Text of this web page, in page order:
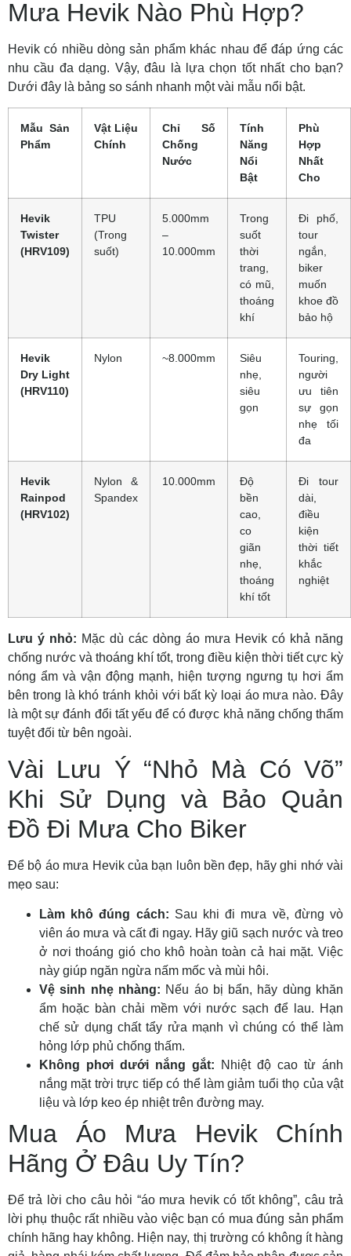
Mưa Hevik Nào Phù Hợp?
Hevik có nhiều dòng sản phẩm khác nhau để đáp ứng các
nhu cầu đa dạng. Vậy, đâu là lựa chọn tốt nhất cho bạn?
Dưới đây là bảng so sánh nhanh một vài mẫu nổi bật.
Mẫu Sản
Phẩm
Vật Liệu
Chính
Chỉ Số
Chống
Nước
Tính
Năng
Nổi
Bật
Phù
Hợp
Nhất
Cho
Hevik
Twister
(HRV109)
TPU
(Trong
suốt)
5.000mm
–
10.000mm
Trong
suốt
thời
trang,
có mũ,
thoáng
khí
Đi phố,
tour
ngắn,
biker
muốn
khoe đồ
bảo hộ
Hevik
Dry Light
(HRV110)
Nylon ~8.000mm
Siêu
nhẹ,
siêu
gọn
Touring,
người
ưu tiên
sự gọn
nhẹ tối
đa
Hevik
Rainpod
(HRV102)
Nylon &
Spandex
10.000mm
Độ
bền
cao,
co
giãn
nhẹ,
thoáng
khí tốt
Đi tour
dài,
điều
kiện
thời tiết
khắc
nghiệt
Lưu ý nhỏ: Mặc dù các dòng áo mưa Hevik có khả năng
chống nước và thoáng khí tốt, trong điều kiện thời tiết cực kỳ
nóng ẩm và vận động mạnh, hiện tượng ngưng tụ hơi ẩm
bên trong là khó tránh khỏi với bất kỳ loại áo mưa nào. Đây
là một sự đánh đổi tất yếu để có được khả năng chống thấm
tuyệt đối từ bên ngoài.
Vài Lưu Ý “Nhỏ Mà Có Võ”
Khi Sử Dụng và Bảo Quản
Đồ Đi Mưa Cho Biker
Để bộ áo mưa Hevik của bạn luôn bền đẹp, hãy ghi nhớ vài
mẹo sau:
Làm khô đúng cách: Sau khi đi mưa về, đừng vò
viên áo mưa và cất đi ngay. Hãy giũ sạch nước và treo
ở nơi thoáng gió cho khô hoàn toàn cả hai mặt. Việc
này giúp ngăn ngừa nấm mốc và mùi hôi.
Vệ sinh nhẹ nhàng: Nếu áo bị bẩn, hãy dùng khăn
ẩm hoặc bàn chải mềm với nước sạch để lau. Hạn
chế sử dụng chất tẩy rửa mạnh vì chúng có thể làm
hỏng lớp phủ chống thấm.
Không phơi dưới nắng gắt: Nhiệt độ cao từ ánh
nắng mặt trời trực tiếp có thể làm giảm tuổi thọ của vật
liệu và lớp keo ép nhiệt trên đường may.
Mua Áo Mưa Hevik Chính
Hãng Ở Đâu Uy Tín?
Để trả lời cho câu hỏi “áo mưa hevik có tốt không”, câu trả
lời phụ thuộc rất nhiều vào việc bạn có mua đúng sản phẩm
chính hãng hay không. Hiện nay, thị trường có không ít hàng